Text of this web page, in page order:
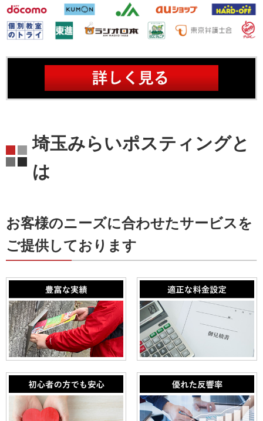
埼玉みらいポスティングと
は
お客様のニーズに合わせたサービスを
ご提供しております